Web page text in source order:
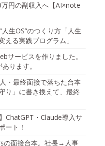
円の副収入へ【AI×note
生OS”のつくり方「人生
える実践プログラム」
サービスを作りました。
ります。
・最終面接で落ちた台本
り」に書き換えて、最終
ChatGPT・Claude導入サ
ート！
の面接台本。社長→人事